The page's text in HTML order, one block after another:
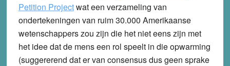
Petition Projectwat een verzameling van
ondertekeningen van ruim 30.000 Amerikaanse
wetenschappers zou zijn die het niet eens zijn met
het idee dat de mens een rol speelt in die opwarming
(suggererend dat er van consensus dus geen sprake